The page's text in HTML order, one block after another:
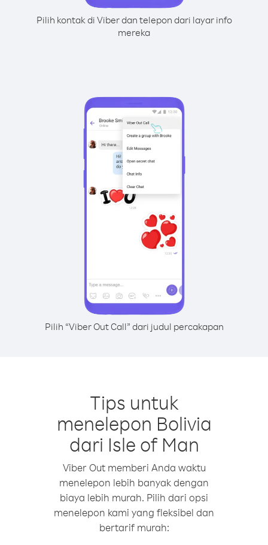
Pilih kontak di Viber dan telepon dari layar info
mereka
Pilih “Viber Out Call” dari judul percakapan
Tips untuk
menelepon Bolivia
dari Isle of Man
Viber Out memberi Anda waktu
menelepon lebih banyak dengan
biaya lebih murah. Pilih dari opsi
menelepon kami yang fleksibel dan
bertarif murah: